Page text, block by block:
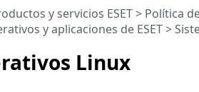
Linux
y servicios ESET> Política
y aplicaciones de ESET>